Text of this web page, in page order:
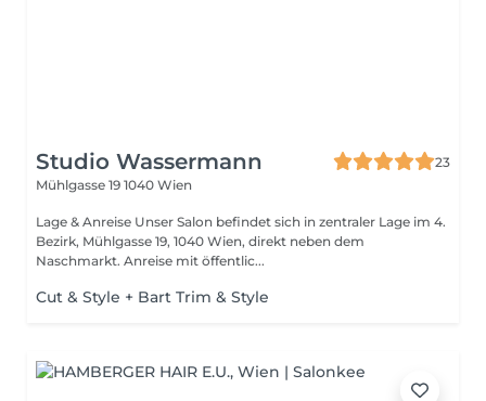
Studio Wassermann
23
Mühlgasse 19 1040 Wien
Lage & Anreise Unser Salon befindet sich in zentraler Lage im 4.
Bezirk, Mühlgasse 19, 1040 Wien, direkt neben dem
Naschmarkt. Anreise mit öffentlic...
Cut & Style + Bart Trim & Style